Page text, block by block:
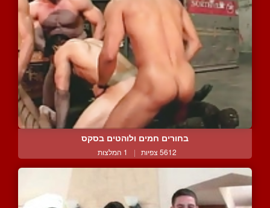
בחורים חמים ולוהטים בסקס
5612 צפיות | 1 המלצות